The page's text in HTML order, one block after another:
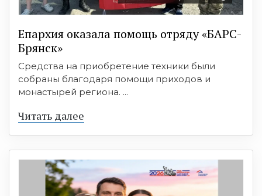
Епархия оказала помощь отряду «БАРС-
Брянск»
Средства на приобретение техники были
собраны благодаря помощи приходов и
монастырей региона. ...
Читать далее